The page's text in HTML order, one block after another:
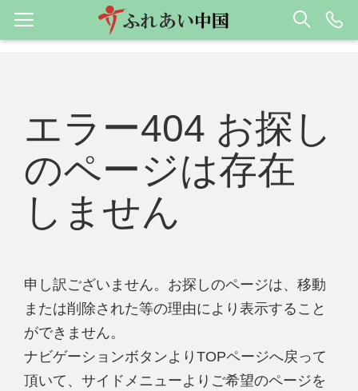
エラー404 お探し
のページは存在
しません
申し訳ございません。お探しのページは、移動
または削除された等の理由により表示すること
ができません。
ナビゲーションボタンよりTOPページへ戻って
頂いて、サイドメニューよりご希望のページを